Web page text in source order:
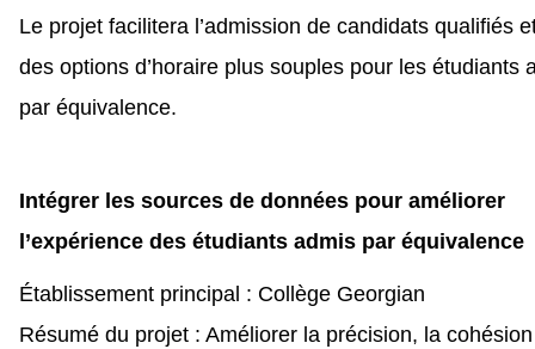
Le projet facilitera l’admission de candidats qualifiés
des options d’horaire plus souples pour les étudiants
par équivalence.
Intégrer les sources de données pour améliorer
l’expérience des étudiants admis par équivalence
Établissement principal : Collège Georgian
Résumé du projet : Améliorer la précision, la